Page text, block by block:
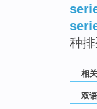
种排
相
双